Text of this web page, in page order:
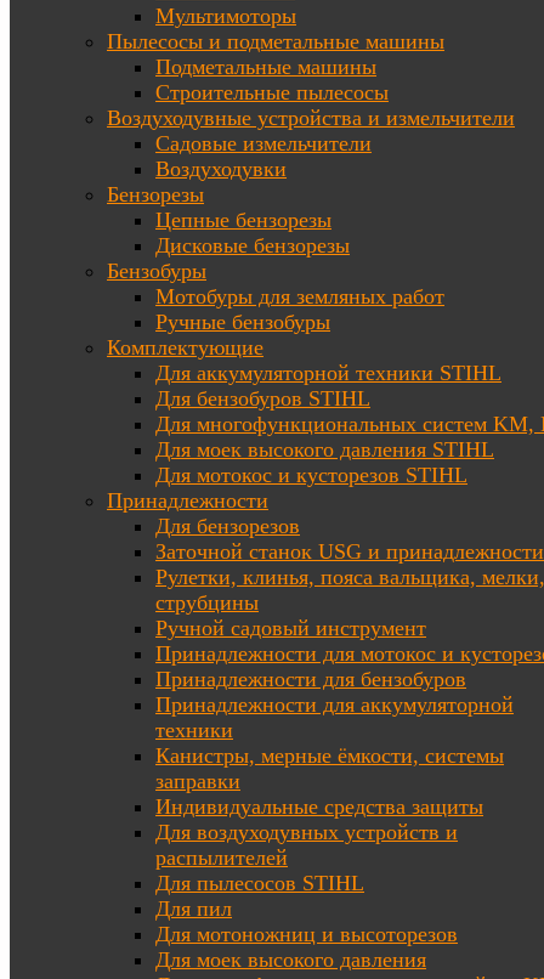
Мультимоторы
Пылесосы и подметальные машины
Подметальные машины
Строительные пылесосы
Воздуходувные устройства и измельчители
Садовые измельчители
Воздуходувки
Бензорезы
Цепные бензорезы
Дисковые бензорезы
Бензобуры
Мотобуры для земляных работ
Ручные бензобуры
Комплектующие
Для аккумуляторной техники STIHL
Для бензобуров STIHL
Для многофункциональных систем KM,
Для моек высокого давления STIHL
Для мотокос и кусторезов STIHL
Принадлежности
Для бензорезов
Заточной станок USG и принадлежности
Рулетки, клинья, пояса вальщика, мелки,
струбцины
Ручной садовый инструмент
Принадлежности для мотокос и
Принадлежности для бензобуров
Принадлежности для аккумуляторной
техники
Канистры, мерные ёмкости, системы
заправки
Индивидуальные средства защиты
Для воздуходувных устройств и
распылителей
Для пылесосов STIHL
Для пил
Для мотоножниц и высоторезов
Для моек высокого давления